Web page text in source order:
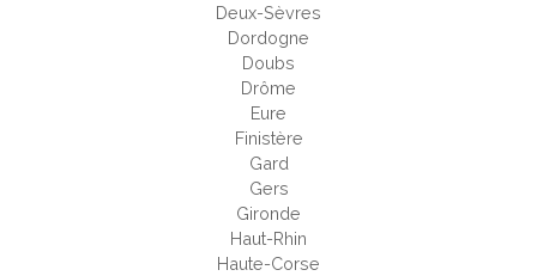
Deux-Sèvres
Dordogne
Doubs
Drôme
Eure
Finistère
Gard
Gers
Gironde
Haut-Rhin
Haute-Corse